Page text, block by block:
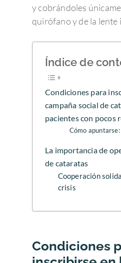
y cobrándoles
quirófano y de la lente
Índice de
Condiciones para
campaña social de
pacientes con pocos
Cómo apuntarse:
La importancia de
de cataratas
Cooperación
crisis
Condiciones